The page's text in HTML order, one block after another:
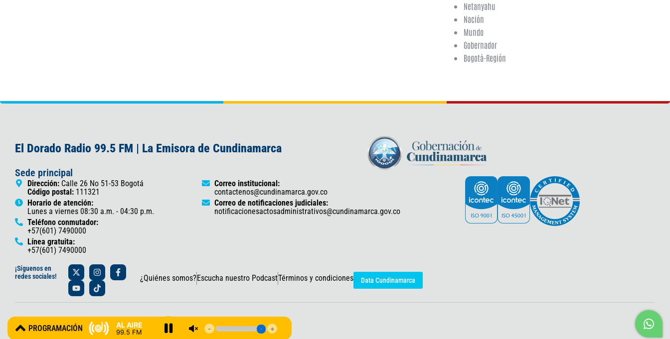
Netanyahu
Nación
Mundo
Gobernador
Bogotá-Región
El Dorado Radio 99.5 FM | La Emisora de Cundinamarca
Sede principal
Dirección: Calle 26 No 51-53 Bogotá
Código postal: 111321
Horario de atención:
Lunes a viernes 08:30 a.m. - 04:30 p.m.
Teléfono conmutador:
+57(601) 7490000
Línea gratuita:
+57(601) 7490000
Correo institucional:
contactenos@cundinamarca.gov.co
Correo de notificaciones judiciales:
notificacionesactosadministrativos@cundinamarca.gov.co
AL AIRE
99.5 FM
¡Síguenos en
redes sociales!
X
-
t
w
i
t
e
r
I
n
s
t
a
r
a
m
F
a
c
o
k
-
Y
o
u
t
u
e
T
i
k
t
o
¿Quiénes somos?Escucha nuestro PodcastTérminos y condiciones Data Cundinamarca
© 2025 Gobernación de Cundinamarca – Oficina de Prensa y Comunicaciones
PROGRAMACIÓN